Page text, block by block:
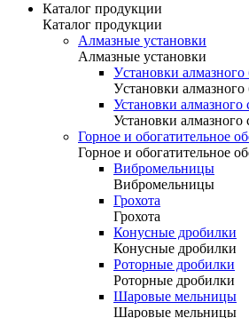
Каталог продукции
Каталог продукции
Алмазные установки
Алмазные установки
Уcтановки алмазного
Уcтановки алмазного
Установки алмазного
Установки алмазного
Горное и обогатительное
Горное и обогатительное
Вибромельницы
Вибромельницы
Грохота
Грохота
Конусные дробилки
Конусные дробилки
Роторные дробилки
Роторные дробилки
Шаровые мельницы
Шаровые мельницы